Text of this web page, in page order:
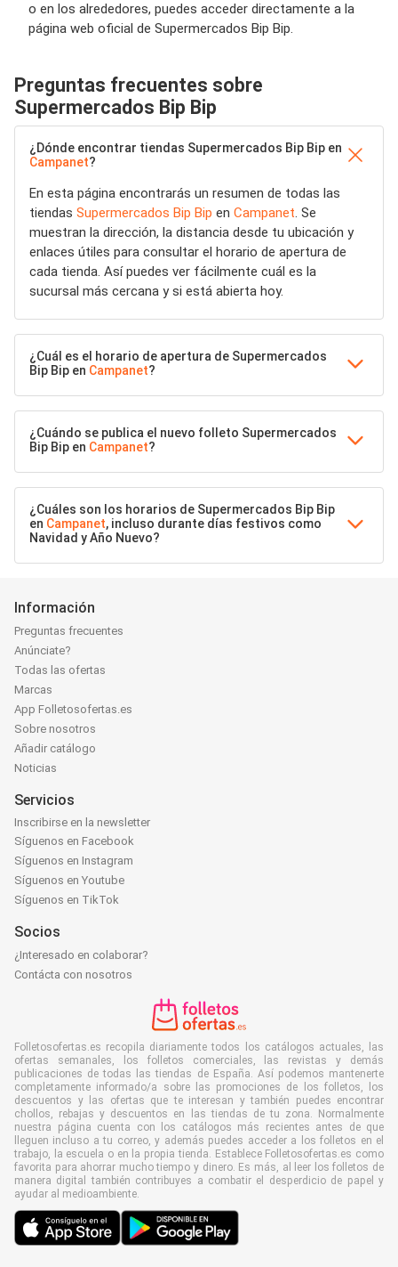
o en los alrededores, puedes acceder directamente a la
página web oficial de Supermercados Bip Bip.
Preguntas frecuentes sobre
Supermercados Bip Bip
¿Dónde encontrar tiendas Supermercados Bip Bip en
Campanet?
En esta página encontrarás un resumen de todas las
tiendas Supermercados Bip Bip en Campanet. Se
muestran la dirección, la distancia desde tu ubicación y
enlaces útiles para consultar el horario de apertura de
cada tienda. Así puedes ver fácilmente cuál es la
sucursal más cercana y si está abierta hoy.
¿Cuál es el horario de apertura de Supermercados
Bip Bip en Campanet?
¿Cuándo se publica el nuevo folleto Supermercados
Bip Bip en Campanet?
¿Cuáles son los horarios de Supermercados Bip Bip
en Campanet, incluso durante días festivos como
Navidad y Año Nuevo?
Información
Preguntas frecuentes
Anúnciate?
Todas las ofertas
Marcas
App Folletosofertas.es
Sobre nosotros
Añadir catálogo
Noticias
Servicios
Inscribirse en la newsletter
Síguenos en Facebook
Síguenos en Instagram
Síguenos en Youtube
Síguenos en TikTok
Socios
¿Interesado en colaborar?
Contácta con nosotros
Folletosofertas.es recopila diariamente todos los catálogos actuales, las
ofertas semanales, los folletos comerciales, las revistas y demás
publicaciones de todas las tiendas de España. Así podemos mantenerte
completamente informado/a sobre las promociones de los folletos, los
descuentos y las ofertas que te interesan y también puedes encontrar
chollos, rebajas y descuentos en las tiendas de tu zona. Normalmente
nuestra página cuenta con los catálogos más recientes antes de que
lleguen incluso a tu correo, y además puedes acceder a los folletos en el
trabajo, la escuela o en la propia tienda. Establece Folletosofertas.es como
favorita para ahorrar mucho tiempo y dinero. Es más, al leer los folletos de
manera digital también contribuyes a combatir el desperdicio de papel y
ayudar al medioambiente.